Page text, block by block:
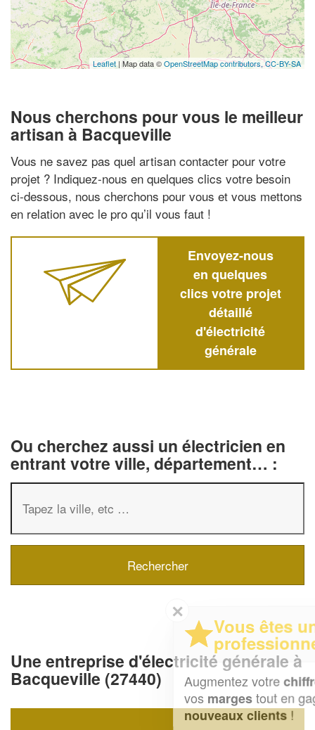
Leaflet | Map data ©OpenStreetMap contributors,CC-BY-SA
Nous cherchons pour vous le meilleur
artisan à Bacqueville
Vous ne savez pas quel artisan contacter pour votre
projet ? Indiquez-nous en quelques clics votre besoin
ci-dessous, nous cherchons pour vous et vous mettons
en relation avec le pro qu’il vous faut !
Envoyez-nous
en quelques
clics votre projet
détaillé
d'électricité
générale
Ou cherchez aussi un électricien en
entrant votre ville, département… :
Une entreprise d'électricité générale à
Bacqueville (27440)
Vous êtes un
professionnel ?
Augmentez votrechiffre d'affaireset
tout en gagnant de
nouveaux clients!